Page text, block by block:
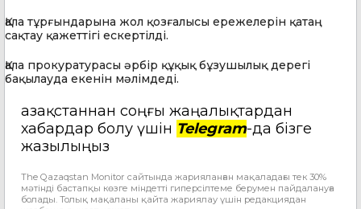
Қала тұрғындарына жол қозғалысы ережелерін қатаң
сақтау қажеттігі ескертілді.
Қала прокуратурасы әрбір құқық бұзушылық дерегі
бақылауда екенін мәлімдеді.
Қазақстаннан соңғы жаңалықтардан
хабардар болу үшін Telegram-да бізге
жазылыңыз
The Qazaqstan Monitor сайтында жарияланған мақаладағы тек 30%
мәтінді бастапқы көзге міндетті гиперсілтеме берумен пайдалануға
болады. Толық мақаланы қайта жариялау үшін редакциядан